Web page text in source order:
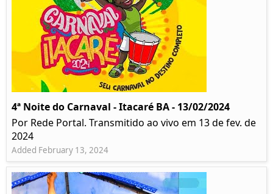
4ª Noite do Carnaval - Itacaré BA - 13/02/2024
Por Rede Portal. Transmitido ao vivo em 13 de fev. de
2024
Added February 13, 2024